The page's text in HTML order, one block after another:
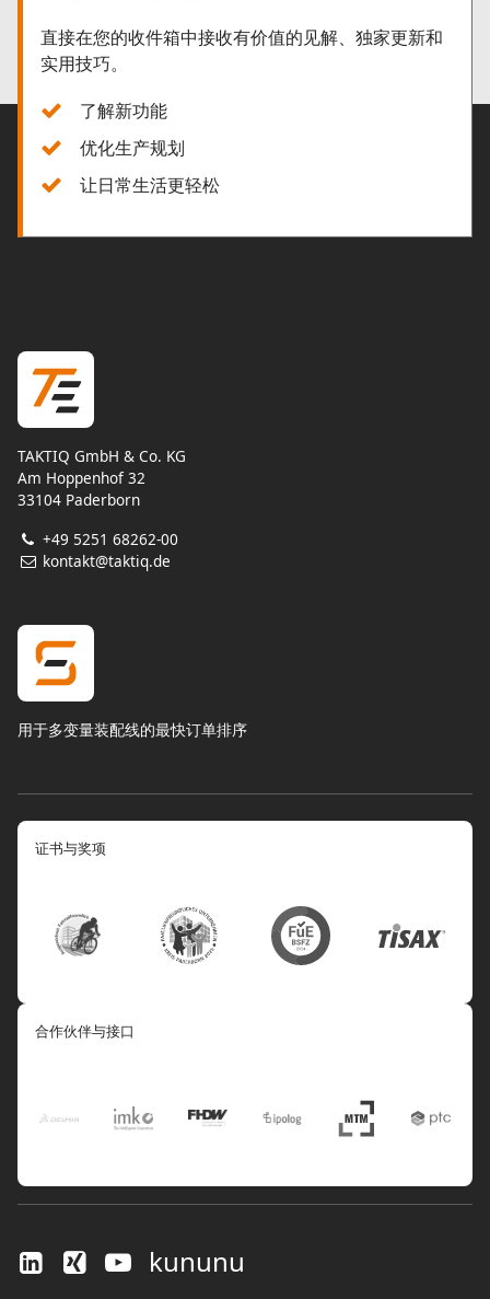
直接在您的收件箱中接收有价值的见解、独家更新和
实用技巧。
了解新功能
优化生产规划
让日常生活更轻松
TAKTIQ GmbH & Co. KG
Am Hoppenhof 32
33104 Paderborn
+49 5251 68262-00
kontakt@taktiq.de
用于多变量装配线的最快订单排序
证书与奖项
合作伙伴与接口
kununu